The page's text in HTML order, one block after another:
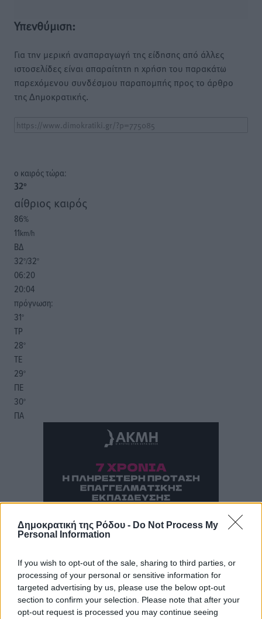
Δημοκρατική της Ρόδου - Do Not Process My
Personal Information
If you wish to opt-out of the sale, sharing to third parties, or
processing of your personal or sensitive information for
targeted advertising by us, please use the below opt-out
section to confirm your selection. Please note that after your
opt-out request is processed you may continue seeing
Υπενθύμιση:
Για την μερική αναπαραγωγή της είδησης από άλλες
ιστοσελίδες είναι απαραίτητη η χρήση του παρακάτω
παρεχόμενου συνδέσμου παραπομπής προς το άρθρο
της Δημοκρατικής.
o καιρός τώρα:
32°
αίθριος καιρός
86%
11km/h
ΒΔ
32°/32°
06:20
20:04
πρόγνωση:
31°
ΤΡ
28°
ΤΕ
29°
ΠΕ
30°
ΠΑ